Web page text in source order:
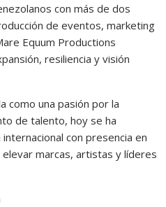
con más de dos
de eventos, marketing
Equum Productions
resiliencia y visión
como una pasión por la
de talento, hoy se ha
con presencia en
marcas, artistas y líderes